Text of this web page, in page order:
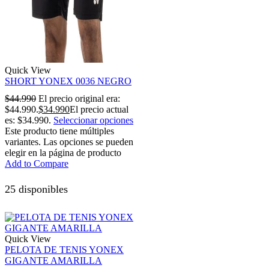
Quick View
SHORT YONEX 0036 NEGRO
$44.990 El precio original era:
$44.990.$34.990El precio actual
es: $34.990. Seleccionar opciones
Este producto tiene múltiples
variantes. Las opciones se pueden
elegir en la página de producto
Add to Compare
25 disponibles
Quick View
PELOTA DE TENIS YONEX
GIGANTE AMARILLA